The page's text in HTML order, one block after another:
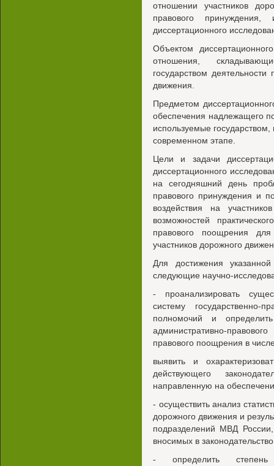
отношении участников
правового
диссертационного
Объектом
отношения,
государством
движения.
Предметом
обеспечения надлежащего
используемые
современном этапе.
Цели и задачи
диссертационного
на сегодняшний день
правового принуждения и
воздействия на
возможностей
правового поощрения
участников дорожного
Для достижения
следующие научно-
- проанализировать
систему государственно-
полномочий и
административно-
правового поощрения в
выявить и
действующего
направленную на
- осуществить анализ
дорожного движения и
подразделений МВД
вносимых в
- определить степень